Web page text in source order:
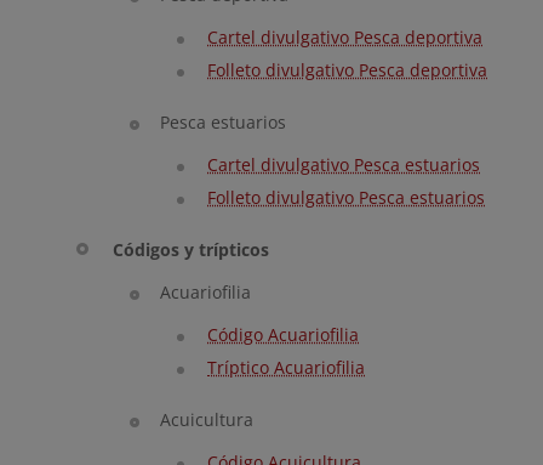
Cartel divulgativo Pesca deportiva
Folleto divulgativo Pesca deportiva
Pesca estuarios
Cartel divulgativo Pesca estuarios
Folleto divulgativo Pesca estuarios
Códigos y trípticos
Acuariofilia
Código Acuariofilia
Tríptico Acuariofilia
Acuicultura